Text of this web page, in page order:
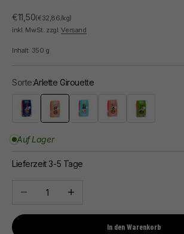
Angebot
€11,50(€32,86/kg)
inkl. MwSt. zzgl.Versand
Inhalt: 350 g
Sorte:Arlette Girouette
Alexandre Legrain
Arlette Girouette
Jo la PicoreLouisette Deschamps
Marilou Bonejou
Auf Lager
Lieferzeit 3-5 Tage
Anzahl verringernAnzahl erhöhen
In den Warenkorb